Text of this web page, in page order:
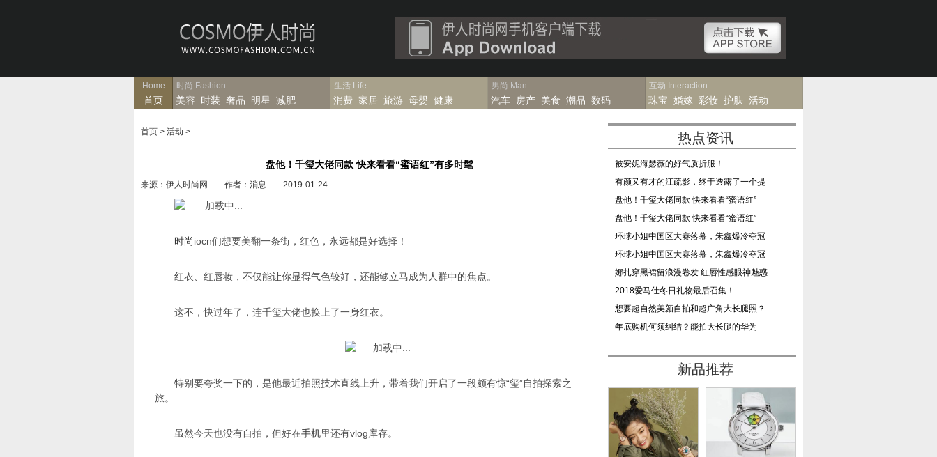
Home
首页
时尚 Fashion
美容 时装 奢品 明星 减肥
生活 Life
消费 家居 旅游 母婴 健康
男尚 Man
汽车 房产 美食 潮品 数码
互动 Interaction
珠宝 婚嫁 彩妆 护肤 活动
首页 > 活动 >
盘他！千玺大佬同款 快来看看“蜜语红”有多时髦
来源：伊人时尚网 作者：消息 2019-01-24
时尚iocn们想要美翻一条街，红色，永远都是好选择！
红衣、红唇妆，不仅能让你显得气色较好，还能够立马成为人群中的焦点。
这不，快过年了，连千玺大佬也换上了一身红衣。
特别要夸奖一下的，是他最近拍照技术直线上升，带着我们开启了一段颇有惊“玺”自拍探索之
旅。
虽然今天也没有自拍，但好在手机里还有vlog库存。
热点资讯
被安妮海瑟薇的好气质折服！
有颜又有才的江疏影，终于透露了一个提
盘他！千玺大佬同款 快来看看“蜜语红”
盘他！千玺大佬同款 快来看看“蜜语红”
环球小姐中国区大赛落幕，朱鑫爆冷夺冠
环球小姐中国区大赛落幕，朱鑫爆冷夺冠
娜扎穿黑裙留浪漫卷发 红唇性感眼神魅惑
2018爱马仕冬日礼物最后召集！
想要超自然美颜自拍和超广角大长腿照？
年底购机何须纠结？能拍大长腿的华为
新品推荐